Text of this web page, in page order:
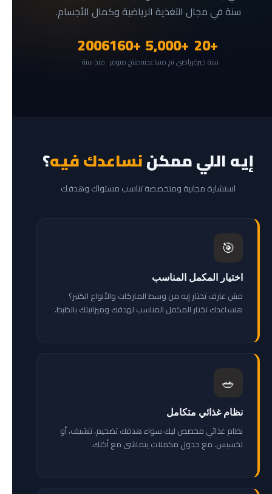
سنة في مجال التغذية الرياضية وكمال الأجسام.
+20
سنة خبرة
+5,000
رياضي تم مساعدته
+160
منتج متوفر
2006
منذ سنة
إيه اللي ممكننساعدك فيه؟
استشارة مجانية ومتخصصة تناسب مستواك وهدفك
🎯
اختيار المكمل المناسب
مش عارف تختار إيه من وسط الماركات والأنواع الكتير؟
هنساعدك تختار المكمل المناسب لهدفك وميزانيتك بالظبط.
🥗
نظام غذائي متكامل
نظام غذائي مخصص ليك سواء هدفك تضخيم، تنشيف، أو
تخسيس. مع جدول مكملات يتماشى مع أكلك.